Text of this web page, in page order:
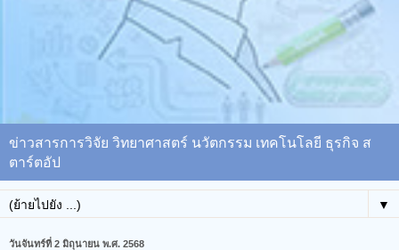
ข่าวสารการวิจัย วิทยาศาสตร์ นวัตกรรม เทคโนโลยี ธุรกิจ ส
ตาร์ตอัป
▼
วันจันทร์ที่ 2 มิถุนายน พ.ศ. 2568